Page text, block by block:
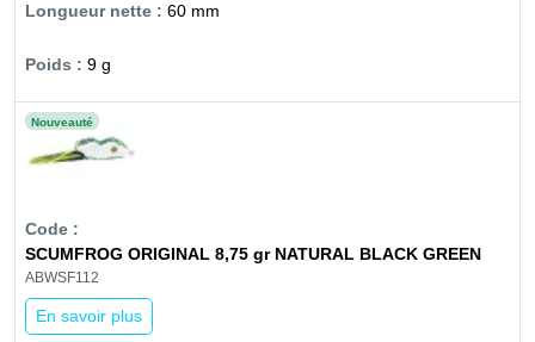
60 mm
9 g
Nouveauté
SCUMFROG ORIGINAL 8,75 gr NATURAL BLACK GREEN
ABWSF112
En savoir plus